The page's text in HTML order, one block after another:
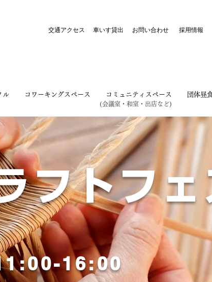
交通アクセス 車いす貸出 お問い合わせ 採用情報
ル コワーキングスペース コミュニティスペース 団体昼
​(会議室・和室・出店など)
フト​フェ
16:00